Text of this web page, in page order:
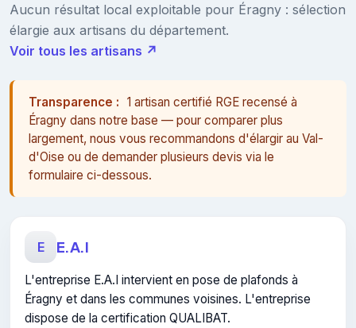
Aucun résultat local exploitable pour Éragny : sélection
élargie aux artisans du département.
Voir tous les artisans ↗
Transparence : 1 artisan certifié RGE recensé à
Éragny dans notre base — pour comparer plus
largement, nous vous recommandons d'élargir au Val-
d'Oise ou de demander plusieurs devis via le
formulaire ci-dessous.
E E.A.I
L'entreprise E.A.I intervient en pose de plafonds à
Éragny et dans les communes voisines. L'entreprise
dispose de la certification QUALIBAT.